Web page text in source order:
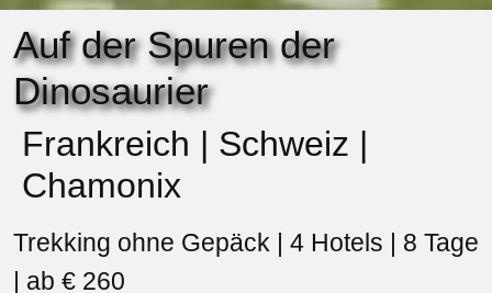
Auf der Spuren der
Dinosaurier
Frankreich | Schweiz |
Chamonix
Trekking ohne Gepäck | 4 Hotels | 8 Tage
| ab € 260